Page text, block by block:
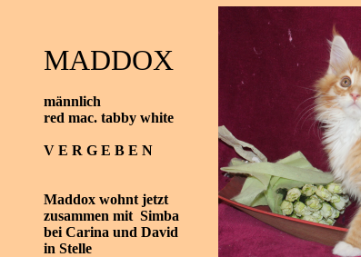
MADDOX
männlich
red mac. tabby white
V E R G E B E N
Maddox wohnt jetzt
zusammen mit Simba
bei Carina und David
in Stelle